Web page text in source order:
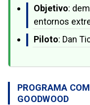
Objetivo:
entornos
Piloto: Dan
PROGRAMA
GOODWOOD